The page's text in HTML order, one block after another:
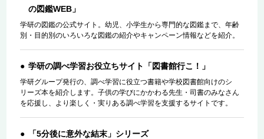
の図鑑WEB」
学研の図鑑の公式サイト。幼児、小学生から専門的な図鑑まで、年齢
別・目的別のいろいろな図鑑の紹介やキャンペーン情報などを紹介。
学研の調べ学習お役立ちサイト「図書館行こ！」
学研グループ発行の、調べ学習に役立つ書籍や学校図書館向けのシ
リーズ本を紹介します。子供の学びにかかわる先生・司書のみなさん
を応援し、より楽しく・実りある調べ学習を支援するサイトです。
「5分後に意外な結末」シリーズ